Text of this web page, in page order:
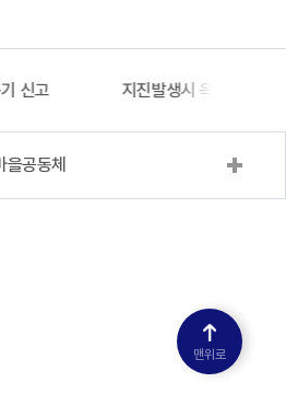
신고 지진발생시 옥외대피소
을공동체
맨위로